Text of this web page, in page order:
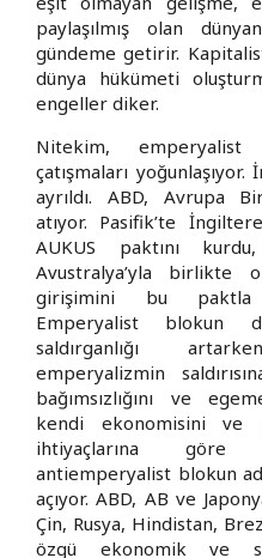
paylaşılmış olan
gündeme getirir.
dünya hükümeti
engeller diker.
Nitekim, emperyalist
çatışmaları
ayrıldı. ABD, Avrupa
atıyor. Pasifik’te
AUKUS paktını
Avustralya’yla birlikte
girişimini bu paktla
Emperyalist blokun
saldırganlığı
emperyalizmin
bağımsızlığını ve
kendi ekonomisini ve
ihtiyaçlarına göre
antiemperyalist blokun
açıyor. ABD, AB ve
Çin, Rusya, Hindistan,
özgü ekonomik ve